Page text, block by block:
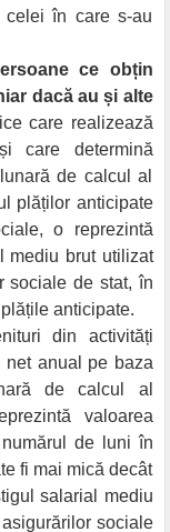
în care s-au
ce obțin
dacă au și alte
care realizează
care determină
de calcul al
plăților anticipate
o reprezintă
mediu brut utilizat
sociale de stat, în
anticipate.
din activități
net anual pe baza
de calcul al
valoarea
de luni în
fi mai mică decât
salarial mediu
sociale